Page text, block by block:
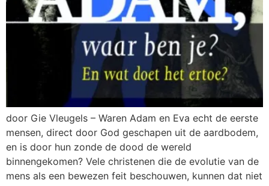
door Gie Vleugels – Waren Adam en Eva echt de eerste
mensen, direct door God geschapen uit de aardbodem,
en is door hun zonde de dood de wereld
binnengekomen? Vele christenen die de evolutie van de
mens als een bewezen feit beschouwen, kunnen dat niet